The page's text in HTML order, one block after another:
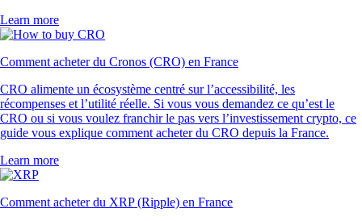
Learn more
Comment acheter du Cronos (CRO) en France
CRO alimente un écosystème centré sur l’accessibilité, les
récompenses et l’utilité réelle. Si vous vous demandez ce qu’est le
CRO ou si vous voulez franchir le pas vers l’investissement crypto, ce
guide vous explique comment acheter du CRO depuis la France.
Learn more
Comment acheter du XRP (Ripple) en France